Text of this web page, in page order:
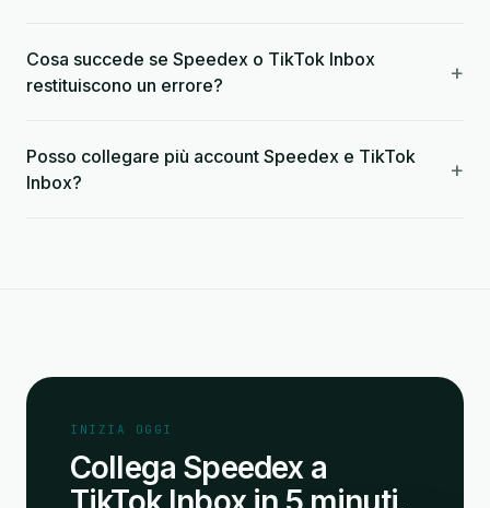
Cosa succede se Speedex o TikTok Inbox
restituiscono un errore?
+
Posso collegare più account Speedex e TikTok
Inbox?
+
INIZIA OGGI
Collega Speedex a